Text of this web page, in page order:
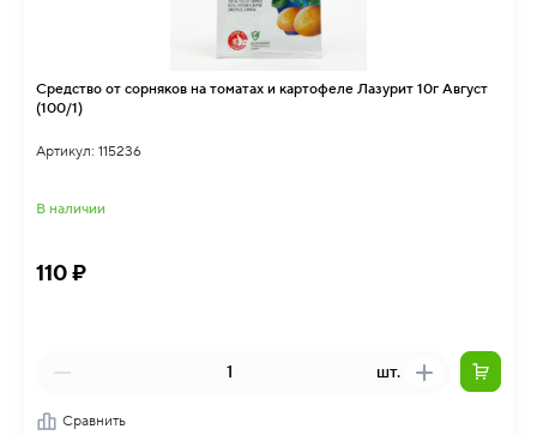
Средство от сорняков на томатах и картофеле Лазурит 10г Август
(100/1)
Артикул: 115236
В наличии
110 ₽
шт.
Сравнить